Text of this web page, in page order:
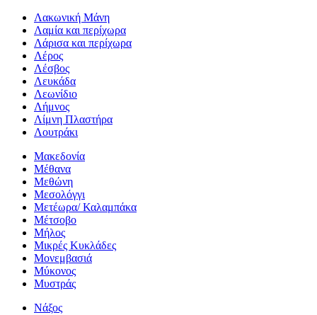
Λακωνική Μάνη
Λαμία και περίχωρα
Λάρισα και περίχωρα
Λέρος
Λέσβος
Λευκάδα
Λεωνίδιο
Λήμνος
Λίμνη Πλαστήρα
Λουτράκι
Μακεδονία
Μέθανα
Μεθώνη
Μεσολόγγι
Μετέωρα/ Καλαμπάκα
Μέτσοβο
Μήλος
Μικρές Κυκλάδες
Μονεμβασιά
Μύκονος
Μυστράς
Νάξος